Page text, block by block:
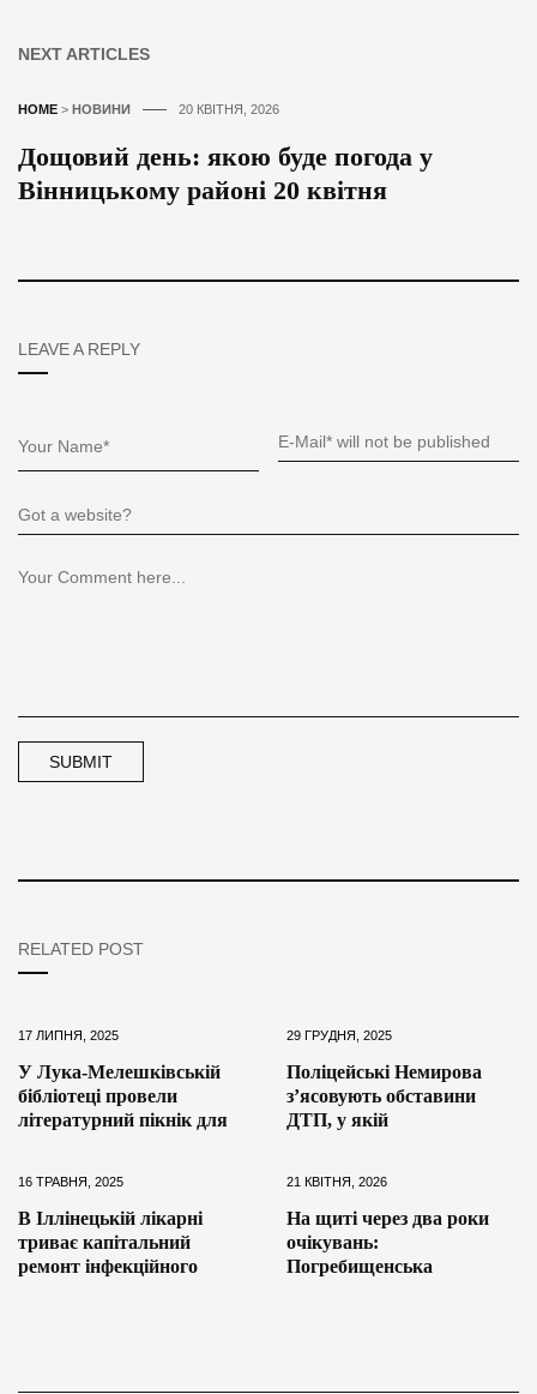
NEXT ARTICLES
HOME > НОВИНИ 20 КВІТНЯ, 2026
Дощовий день: якою буде погода у
Вінницькому районі 20 квітня
LEAVE A REPLY
RELATED POST
17 ЛИПНЯ, 2025
У Лука-Мелешківській
бібліотеці провели
літературний пікнік для
29 ГРУДНЯ, 2025
Поліцейські Немирова
з’ясовують обставини
ДТП, у якій
16 ТРАВНЯ, 2025
В Іллінецькій лікарні
триває капітальний
ремонт інфекційного
21 КВІТНЯ, 2026
На щиті через два роки
очікувань:
Погребищенська